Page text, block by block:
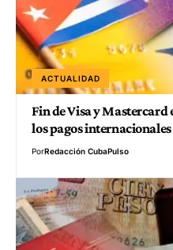
ACTUALIDAD
Fin de Visa y Mastercard
los pagos
PorRedacción CubaPulso